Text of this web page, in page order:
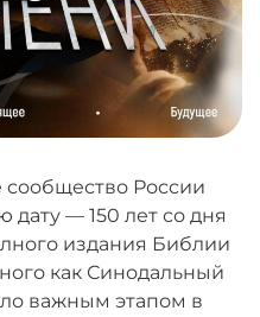
сообщество России
дату — 150 лет со дня
издания Библии
как Синодальный
важным этапом в